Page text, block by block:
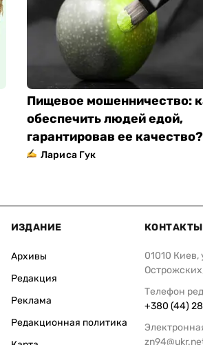
Пищевое мошенничество:
обеспечить людей едой,
гарантировав ее качество?
Лариса Гук
ИЗДАНИЕ
Архивы
Редакция
Реклама
Редакционная политика
КОНТАКТЫ
01010 Киев,
Телефон
+380 (44)